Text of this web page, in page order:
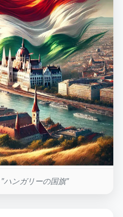
ハンガリーの国旗"